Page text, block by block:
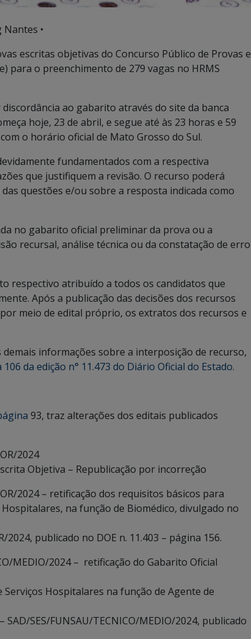
•
escritas objetivas do Concurso Público de Provas e
para o preenchimento de 279 vagas no HRMS
ao gabarito através do site da banca
hoje, 23 de abril, e segue até às 23 horas e 59
o horário oficial de Mato Grosso do Sul.
fundamentados com a respectiva
que justifiquem a revisão. O recurso poderá
questões e/ou sobre a resposta indicada como
no gabarito oficial preliminar da prova ou a
recursal, análise técnica ou da constatação de erro
respectivo atribuído a todos os candidatos que
Após a publicação das decisões dos recursos
meio de edital próprio, os extratos dos recursos e
informações sobre a interposição de recurso,
da edição n° 11.473 do Diário Oficial do Estado.
93, traz alterações dos editais publicados
2024
Objetiva – Republicação por incorreção
2024 – retificação dos requisitos básicos para
na função de Biomédico, divulgado no
2024, publicado no DOE n. 11.403 – página 156.
MEDIO/2024 – retificação do Gabarito Oficial
Hospitalares na função de Agente de
SES/FUNSAU/TECNICO/MEDIO/2024, publicado